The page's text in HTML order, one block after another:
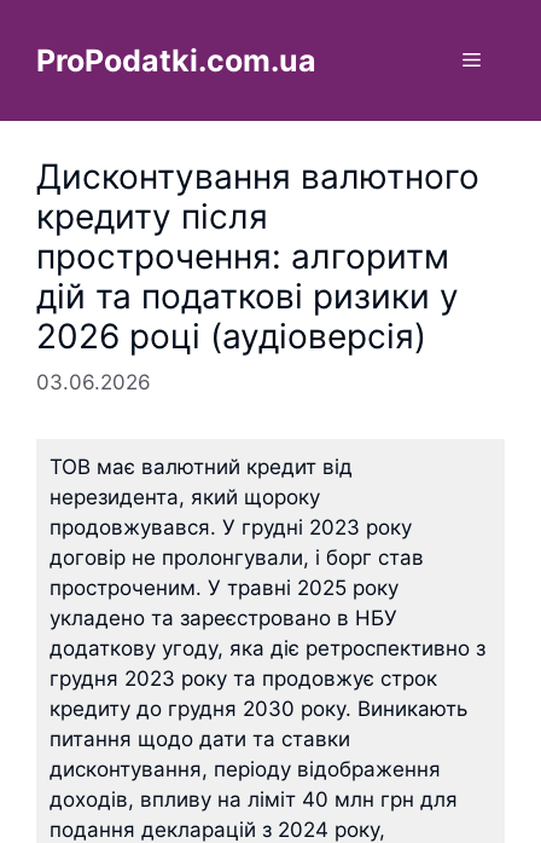
вмістуProPodatki.com.ua Меню
Дисконтування валютного
кредиту після
прострочення: алгоритм
дій та податкові ризики у
2026 році (аудіоверсія)
03.06.2026
ТОВ має валютний кредит від
нерезидента, який щороку
продовжувався. У грудні 2023 року
договір не пролонгували, і борг став
простроченим. У травні 2025 року
укладено та зареєстровано в НБУ
додаткову угоду, яка діє ретроспективно з
грудня 2023 року та продовжує строк
кредиту до грудня 2030 року. Виникають
питання щодо дати та ставки
дисконтування, періоду відображення
доходів, впливу на ліміт 40 млн грн для
подання декларацій з 2024 року,